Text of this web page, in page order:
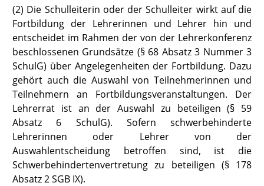
(2) Die Schulleiterin oder der Schulleiter wirkt auf die
Fortbildung der Lehrerinnen und Lehrer hin und
entscheidet im Rahmen der von der Lehrerkonferenz
beschlossenen Grundsätze (§ 68 Absatz 3 Nummer 3
SchulG) über Angelegenheiten der Fortbildung. Dazu
gehört auch die Auswahl von Teilnehmerinnen und
Teilnehmern an Fortbildungsveranstaltungen. Der
Lehrerrat ist an der Auswahl zu beteiligen(§ 59
Absatz 6 SchulG). Sofern schwerbehinderte
Lehrerinnen oder Lehrer von der
Auswahlentscheidung betroffen sind, ist die
Schwerbehindertenvertretung zu beteiligen (§ 178
Absatz 2 SGB IX).